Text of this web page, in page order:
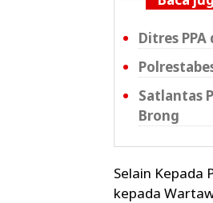
Ditres
Satlantas
Brong
Selain Kepada
kepada